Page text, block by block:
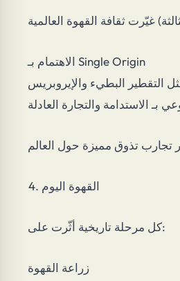
الاهتمام بـ Single Origin
التقطير البطيء والإيروبريس
بـ الاستدامة والتجارة العادلة
القهوة اليوم
كل مرحلة تاريخية أثّرت على:
زراعة القهوة